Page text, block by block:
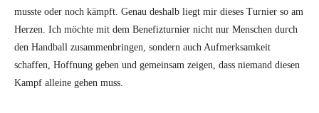
musste oder noch kämpft. Genau deshalb liegt mir dieses Turnier so am
Herzen. Ich möchte mit dem Benefizturnier nicht nur Menschen durch
den Handball zusammenbringen, sondern auch Aufmerksamkeit
schaffen, Hoffnung geben und gemeinsam zeigen, dass niemand diesen
Kampf alleine gehen muss.